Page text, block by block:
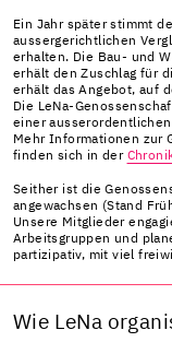
Ein Jahr später stimmt
aussergerichtlichen
erhalten. Die Bau- und
erhält den Zuschlag für
erhält das Angebot, auf
Die LeNa-
einer
Mehr Informationen zur
finden sich in der
Seither ist die
angewachsen (Stand
Unsere Mitglieder
Arbeitsgruppen und
partizipativ, mit viel
Wie LeNa